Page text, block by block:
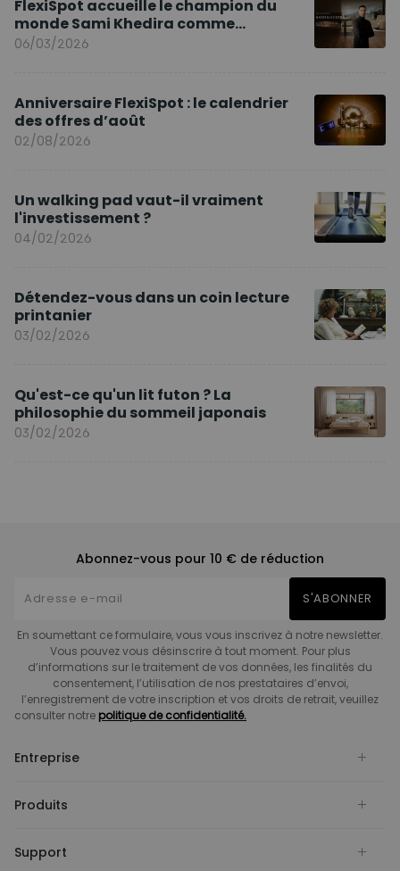
FlexiSpot accueille le champion du
monde Sami Khedira comme
ambassadeur de la marque en Europe
06/03/2026
Anniversaire FlexiSpot : le calendrier
des offres d’août
02/08/2026
Un walking pad vaut-il vraiment
l'investissement ?
04/02/2026
Détendez-vous dans un coin lecture
printanier
03/02/2026
Qu'est-ce qu'un lit futon ? La
philosophie du sommeil japonais
03/02/2026
Abonnez-vous pour 10 € de réduction
S'ABONNER
En soumettant ce formulaire, vous vous inscrivez à notre newsletter.
Vous pouvez vous désinscrire à tout moment. Pour plus
d’informations sur le traitement de vos données, les finalités du
consentement, l’utilisation de nos prestataires d’envoi,
l’enregistrement de votre inscription et vos droits de retrait, veuillez
consulter notre politique de confidentialité.
Entreprise
Produits
Support